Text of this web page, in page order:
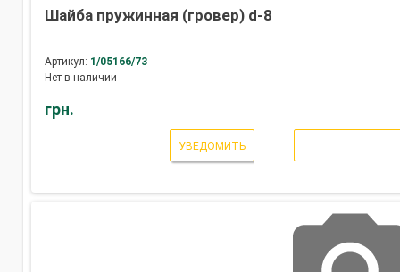
Шайба пружинная (гровер) d-8
Артикул: 1/05166/73
Нет в наличии
грн.
УВЕДОМИТЬ